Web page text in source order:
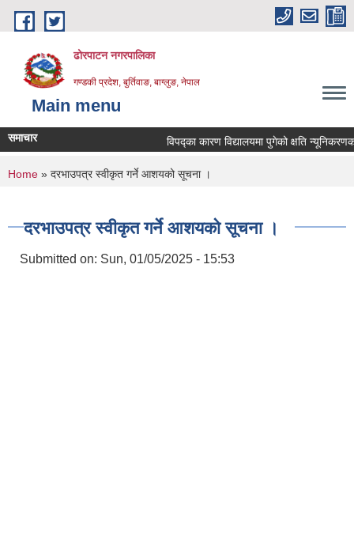
Skip to main content
ढोरपाटन नगरपालिका
गण्डकी प्रदेश, बुर्तिवाङ, बाग्लुङ, नेपाल
Main menu
समाचार विपद्का कारण विद्यालयमा पुगेको क्षति
You are here
Home » दरभाउपत्र स्वीकृत गर्ने आशयको सूचना ।
दरभाउपत्र स्वीकृत गर्ने आशयको सूचना ।
Submitted on: Sun, 01/05/2025 - 15:53